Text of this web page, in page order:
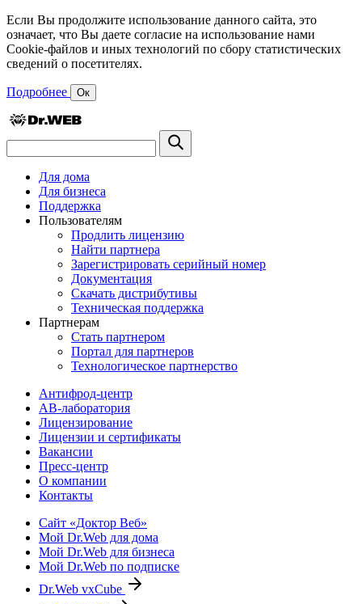
Если Вы продолжите использование данного сайта, это
означает, что Вы даете согласие на использование нами
Cookie-файлов и иных технологий по сбору статистических
сведений о посетителях.
Подробнее Ок
Для дома
Для бизнеса
Поддержка
Пользователям
Продлить лицензию
Найти партнера
Зарегистрировать серийный номер
Документация
Скачать дистрибутивы
Техническая поддержка
Партнерам
Стать партнером
Портал для партнеров
Технологическое партнерство
Антифрод-центр
АВ-лаборатория
Лицензирование
Лицензии и сертификаты
Вакансии
Пресс-центр
О компании
Контакты
Сайт «Доктор Веб»
Мой Dr.Web для дома
Мой Dr.Web для бизнеса
Мой Dr.Web по подписке
Dr.Web vxCube